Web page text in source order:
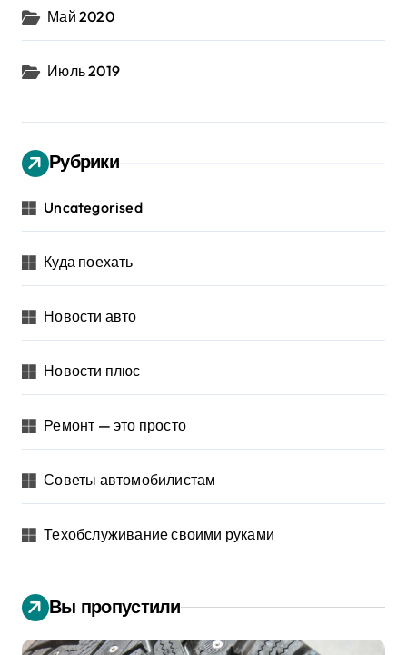
Май 2020
Июль 2019
Рубрики
Uncategorised
Куда поехать
Новости авто
Новости плюс
Ремонт — это просто
Советы автомобилистам
Техобслуживание своими руками
Вы пропустили